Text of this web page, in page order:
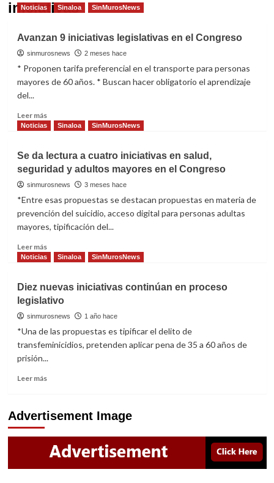
iniciativas
Noticias Sinaloa SinMurosNews
Avanzan 9 iniciativas legislativas en el Congreso
sinmurosnews 2 meses hace
* Proponen tarifa preferencial en el transporte para personas
mayores de 60 años. * Buscan hacer obligatorio el aprendizaje
del...
Leer másRead
more
9
iniciativas
legislativas
Congreso
Noticias Sinaloa SinMurosNews
Se da lectura a cuatro iniciativas en salud,
seguridad y adultos mayores en el Congreso
sinmurosnews 3 meses hace
*Entre esas propuestas se destacan propuestas en materia de
prevención del suicidio, acceso digital para personas adultas
mayores, tipificación del...
Leer másRead
more
da
lectura
a
cuatro
iniciativas
en
salud,
en
Congreso
Noticias Sinaloa SinMurosNews
Diez nuevas iniciativas continúan en proceso
legislativo
sinmurosnews 1 año hace
*Una de las propuestas es tipificar el delito de
transfeminicidios, pretenden aplicar pena de 35 a 60 años de
prisión...
Leer másRead
Diez
nuevas
iniciativas
continúan
en
proceso
Advertisement Image